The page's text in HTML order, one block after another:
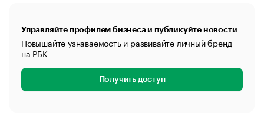
Управляйте профилем бизнеса и публикуйте новости
Повышайте узнаваемость и развивайте личный бренд
на РБК
Получить доступ